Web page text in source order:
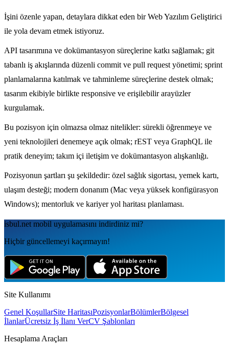
İşini özenle yapan, detaylara dikkat eden bir Web Yazılım Geliştirici
ile yola devam etmek istiyoruz.
API tasarımına ve dokümantasyon süreçlerine katkı sağlamak; git
tabanlı iş akışlarında düzenli commit ve pull request yönetimi; sprint
planlamalarına katılmak ve tahminleme süreçlerine destek olmak;
tasarım ekibiyle birlikte responsive ve erişilebilir arayüzler
kurgulamak.
Bu pozisyon için olmazsa olmaz nitelikler: sürekli öğrenmeye ve
yeni teknolojileri denemeye açık olmak; rEST veya GraphQL ile
pratik deneyim; takım içi iletişim ve dokümantasyon alışkanlığı.
Pozisyonun şartları şu şekildedir: özel sağlık sigortası, yemek kartı,
ulaşım desteği; modern donanım (Mac veya yüksek konfigürasyon
Windows); mentorluk ve kariyer yol haritası planlaması.
isbul.net mobil uygulamаsını indirdiniz mi?
Hiçbir güncellemeyi kaçırmayın!
Site Kullanımı
Genel KoşullarSite HaritasıPozisyonlarBölümlerBölgesel
İlanlarÜcretsiz İş İlanı VerCV Şablonları
Hesaplama Araçları